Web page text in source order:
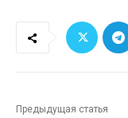
Предыдущая статья